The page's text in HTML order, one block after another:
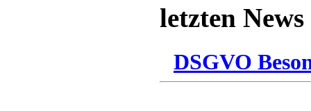
letzten News
DSGVO